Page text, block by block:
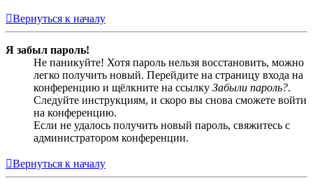
Вернуться к началу
Я забыл пароль!
Не паникуйте! Хотя пароль нельзя восстановить, можно
легко получить новый. Перейдите на страницу входа на
конференцию и щёлкните на ссылку Забыли пароль?.
Следуйте инструкциям, и скоро вы снова сможете войти
на конференцию.
Если не удалось получить новый пароль, свяжитесь с
администратором конференции.
Вернуться к началу